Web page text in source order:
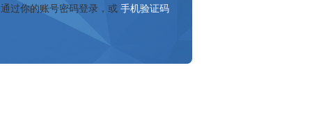
通过你的账号密码登录，或 手机验证码